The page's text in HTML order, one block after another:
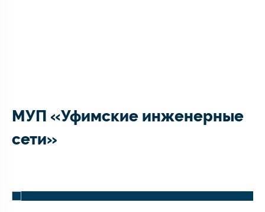
МУП «Уфимские инженерные
сети»